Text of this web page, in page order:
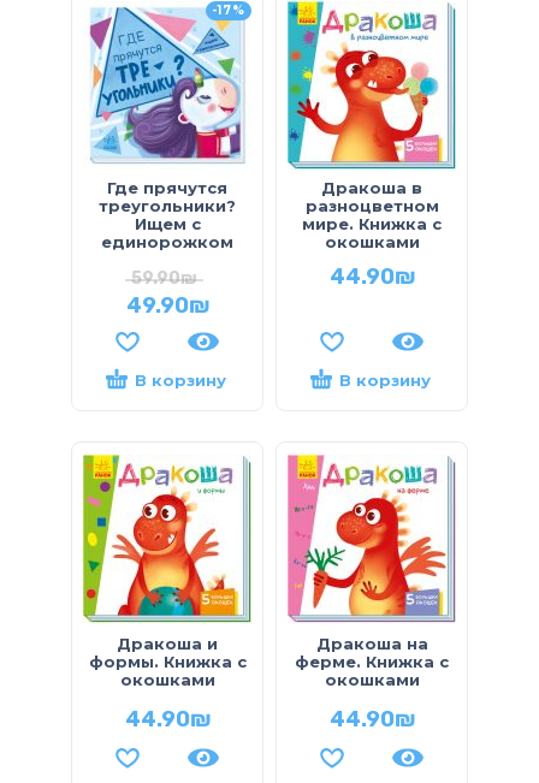
-17%
Где прячутся
треугольники?
Ищем с
единорожком
59.90₪
49.90₪
В корзину
Дракоша в
разноцветном
мире. Книжка с
окошками
44.90₪
В корзину
Дракоша и
формы. Книжка с
окошками
44.90₪
Дракоша на
ферме. Книжка с
окошками
44.90₪